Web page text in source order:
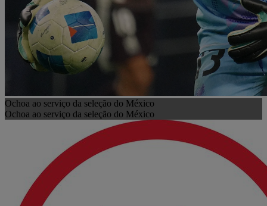
Ochoa ao serviço da seleção do México
Ochoa ao serviço da seleção do México